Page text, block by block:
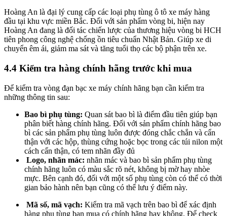
Hoàng An là đại lý cung cấp các loại phụ tùng ô tô xe máy hàng
đầu tại khu vực miền Bắc. Đối với sản phẩm vòng bi, hiện nay
Hoàng An đang là đối tác chiến lược của thương hiệu vòng bi HCH
tiên phong công nghệ chống ồn tiêu chuẩn Nhật Bản. Giúp xe di
chuyển êm ái, giảm ma sát và tăng tuổi thọ các bộ phận trên xe.
4.4 Kiểm tra hàng chính hãng trước khi mua
Để kiểm tra vòng đạn bạc xe máy chính hãng bạn cần kiểm tra
những thông tin sau:
Bao bì phụ tùng: Quan sát bao bì là điểm đầu tiên giúp bạn
phân biết hàng chính hãng. Đối với sản phẩm chính hãng bao
bì các sản phẩm phụ tùng luôn được đóng chắc chắn và cẩn
thận với các hộp, thùng cứng hoặc bọc trong các túi nilon một
cách cẩn thận, có tem nhãn đầy đủ
Logo, nhãn mác: nhãn mác và bao bì sản phẩm phụ tùng
chính hãng luôn có màu sắc rõ nét, không bị mờ hay nhòe
mực. Bên cạnh đó, đối với một số phụ tùng còn có thể có thời
gian bảo hành nên bạn cũng có thể lưu ý điểm này.
Mã số, mã vạch: Kiểm tra mã vạch trên bao bì để xác định
hàng phụ tùng bạn mua có chính hãng hay không. Để check